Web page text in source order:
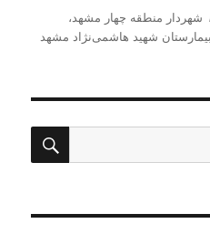
برچسب‌ها
شهردار منطقه چهار مشهد،
شهید هاشمی‌نژاد مشهد